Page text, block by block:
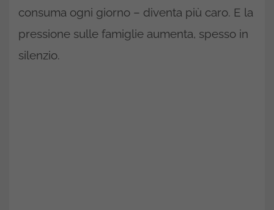
consuma ogni giorno – diventa più caro. E la
pressione sulle famiglie aumenta, spesso in
silenzio.